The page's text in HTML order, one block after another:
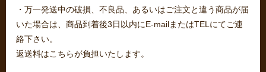
・万一発送中の破損、不良品、あるいはご注文と違う商品が届
いた場合は、商品到着後3日以内にE-mailまたはTELにてご連
絡下さい。
返送料はこちらが負担いたします。